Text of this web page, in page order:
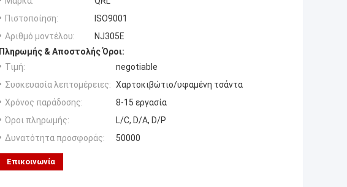
Πιστοποίηση:
ISO9001
Αριθμό μοντέλου:
NJ305E
Πληρωμής & Αποστολής Όροι:
Τιμή:
negotiable
Συσκευασία λεπτομέρειες: Χαρτοκιβώτιο/υφαμένη τσάντα
Χρόνος παράδοσης:
8-15 εργασία
Όροι πληρωμής:
L/C, D/A, D/P
Δυνατότητα προσφοράς:
50000
Επικοινωνία